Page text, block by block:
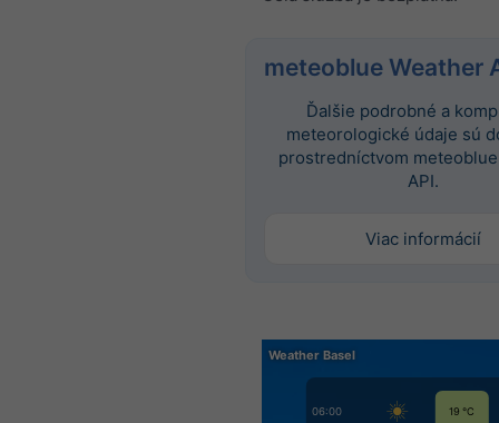
meteoblue Weather
Ďalšie podrobné a
meteorologické údaje sú
prostredníctvom
API.
Viac informácií